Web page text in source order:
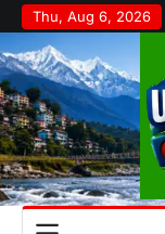
Skip
to
content
Thu, Aug 6, 2026